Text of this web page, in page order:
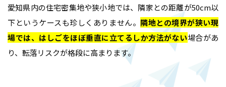
愛知県内の住宅密集地や狭小地では、隣家との距離が50cm以
下というケースも珍しくありません。 隣地との境界が狭い現
場では、はしごをほぼ垂直に立てるしか方法がない場合があ
り、転落リスクが格段に高まります。